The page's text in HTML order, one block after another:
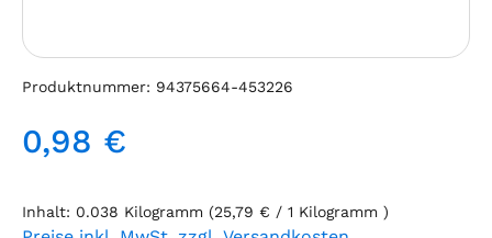
Produktnummer: 94375664-453226
Regulärer Preis:
0,98 €
Inhalt: 0.038 Kilogramm (25,79 € / 1 Kilogramm )